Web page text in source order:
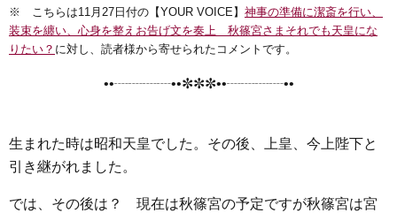
c
k
i
t
n
e
t
e
x
i
s
s
n
※ こちらは11月27日付の【YOUR VOICE】 神事の準備に潔斎を行い、
装束を纏い、心身を整えお告げ文を奏上 秋篠宮さまそれでも天皇にな
りたい？ に対し、読者様から寄せられたコメントです。
••┈┈┈┈••✼✼✼••┈┈┈┈••
生まれた時は昭和天皇でした。その後、上皇、今上陛下と
引き継がれました。
では、その後は？ 現在は秋篠宮の予定ですが秋篠宮は宮